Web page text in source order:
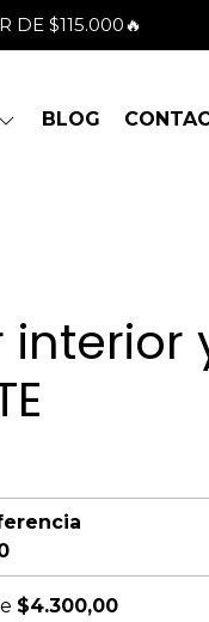
DE $115.000🔥
BLOG
interior
$4.300,00